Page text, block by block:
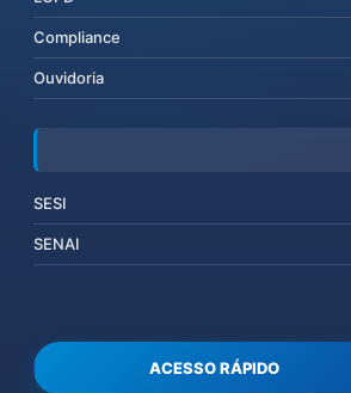
Compliance
Ouvidoria
SESI
SENAI
ACESSO RÁPIDO